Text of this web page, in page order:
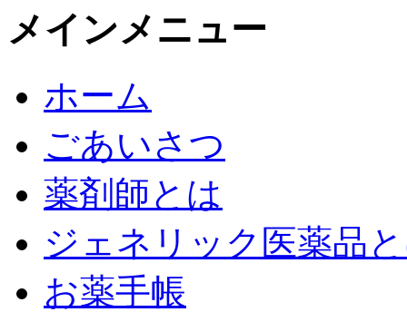
メインメニュー
ホーム
ごあいさつ
薬剤師とは
ジェネリック医薬品
お薬手帳